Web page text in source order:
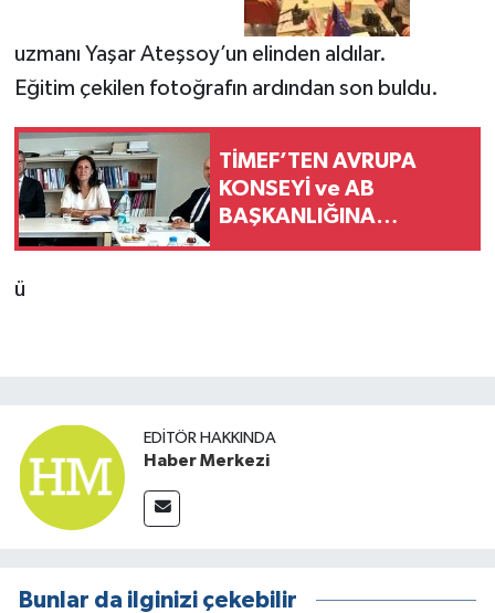
uzmanı Yaşar Ateşsoy’un elinden aldılar.
Eğitim çekilen fotoğrafın ardından son buldu.
TİMEF’TEN AVRUPA
KONSEYİ ve AB
BAŞKANLIĞINA
ü
EDITÖR HAKKINDA
Haber Merkezi
Bunlar da ilginizi çekebilir